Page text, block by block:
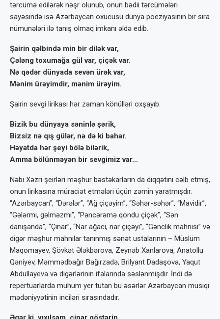
tərcümə edilərək nəşr olunub, onun bədii tərcümələri
sayəsində isə Azərbaycan oxucusu dünya poeziyasının bir sıra
nümunələri ilə tanış olmaq imkanı əldə edib.
Şairin qəlbində min bir dilək var,
Çələng toxumağa gül var, çiçək var.
Nə qədər dünyada sevən ürək var,
Mənim ürəyimdir, mənim ürəyim.
Şairin sevgi lirikası hər zaman könülləri oxşayıb:
Bizik bu dünyaya səninlə şərik,
Bizsiz nə qış gülər, nə də ki bahar.
Həyatda hər şeyi bölə bilərik,
Amma bölünməyən bir sevgimiz var…
Nəbi Xəzri şeirləri məşhur bəstəkarların da diqqətini cəlb etmiş,
onun lirikasına müraciət etmələri üçün zəmin yaratmışdır.
“Azərbaycan”, “Dərələr”, “Ağ çiçəyim”, “Səhər-səhər”, “Mavidir”,
“Gələrmi, gəlməzmi”, “Pəncərəmə qondu çiçək”, “Sən
danışanda”, “Çinar”, “Nar ağacı, nar çiçəyi”, “Gənclik mahnısı” və
digər məşhur mahnılar tanınmış sənət ustalarının – Müslüm
Maqomayev, Şövkət Ələkbərova, Zeynəb Xanlarova, Anatollu
Qəniyev, Məmmədbağır Bağırzadə, Brilyant Dadaşova, Yaqut
Abdullayeva və digərlərinin ifalarında səslənmişdir. İndi də
repertuarlarda mühüm yer tutan bu əsərlər Azərbaycan musiqi
mədəniyyətinin inciləri sırasındadır.